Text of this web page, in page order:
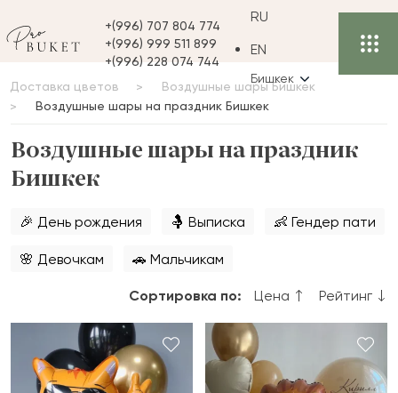
+(996) 707 804 774
+(996) 999 511 899
+(996) 228 074 744
RU
EN
Бишкек
Доставка цветов
Воздушные шары Бишкек
Воздушные шары на праздник Бишкек
Воздушные шары на праздник
Бишкек
🎉 День рождения 🤱 Выписка 👶 Гендер пати
🌸 Девочкам 🚗 Мальчикам
Сортировка по: Цена Рейтинг